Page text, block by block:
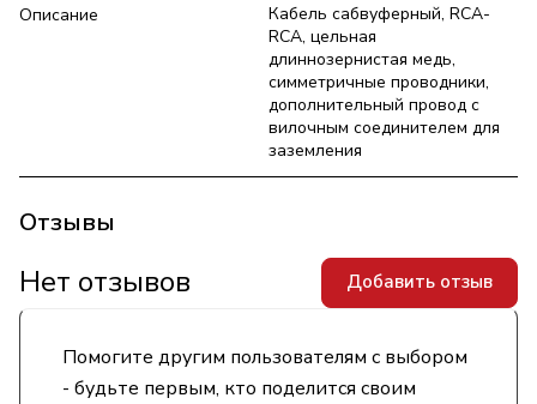
Описание
Кабель сабвуферный, RCA-
RCA, цельная
длиннозернистая медь,
симметричные проводники,
дополнительный провод с
вилочным соединителем для
заземления
Отзывы
Помогите другим пользователям с выбором
- будьте первым, кто поделится своим
Нет отзывов Добавить отзыв